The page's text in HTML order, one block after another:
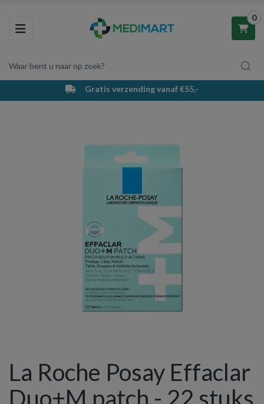
Toggle navigation
Waar bent u naar op zoek?
0
Winkelwagen
Uw winkelwagen is leeg.
Vul hem met producten.
Gratis verzending vanaf €55,-
La Roche Posay Effaclar
Duo+M patch - 22 stuks